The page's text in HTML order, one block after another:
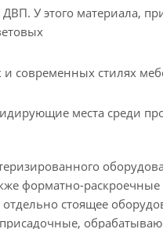
У этого материала,
и современных стилях
места среди
форматно-
стоящее
присадочные,